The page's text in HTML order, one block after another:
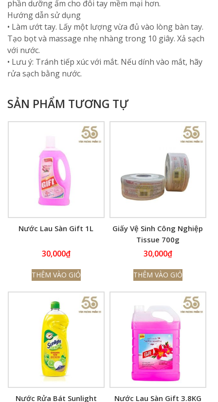
phần dưỡng ẩm cho đôi tay mềm mại hơn.
Hướng dẫn sử dụng
• Làm ướt tay. Lấy một lượng vừa đủ vào lòng bàn tay.
Tạo bọt và massage nhẹ nhàng trong 10 giây. Xả sạch
với nước.
• Lưu ý: Tránh tiếp xúc với mắt. Nếu dính vào mắt, hãy
rửa sạch bằng nước.
SẢN PHẨM TƯƠNG TỰ
Nước Lau Sàn Gift 1L
30,000₫
THÊM VÀO GIỎ
Giấy Vệ Sinh Công Nghiệp
Tissue 700g
30,000₫
THÊM VÀO GIỎ
Nước Rửa Bát Sunlight
Nước Lau Sàn Gift 3.8KG